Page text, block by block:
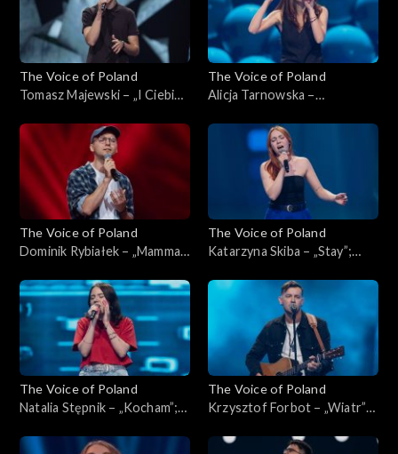
The Voice of Poland
Tomasz Majewski – „I Ciebie
Poland”, Przesłuchania w
ciemno, 4 października 2025
The Voice of Poland
Alicja Tarnowska –
Poland”, Przesłuchania w
ciemno, 4 października 2025
The Voice of Poland
Dominik Rybiałek – „Mamma
Przesłuchania w ciemno, 4
października 2025
The Voice of Poland
Katarzyna Skiba – „Stay”;
Przesłuchania w ciemno, 4
października 2025
The Voice of Poland
Natalia Stępnik – „Kocham”;
Przesłuchania w ciemno, 27
The Voice of Poland
Krzysztof Forbot – „Wiatr”;
Przesłuchania w ciemno, 27